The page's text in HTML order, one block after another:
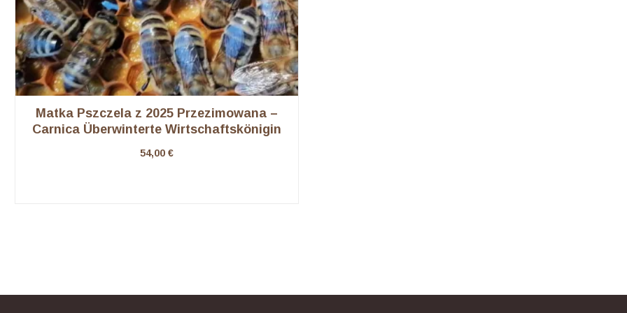
Matka Pszczela z 2025 Przezimowana –
Carnica Überwinterte Wirtschaftskönigin
54,00 €